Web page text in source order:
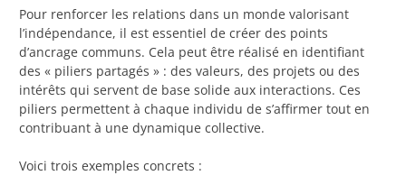
Pour renforcer les relations dans un monde valorisant
l’indépendance, il est essentiel de créer des points
d’ancrage communs. Cela peut être réalisé en identifiant
des « piliers partagés » : des valeurs, des projets ou des
intérêts qui servent de base solide aux interactions. Ces
piliers permettent à chaque individu de s’affirmer tout en
contribuant à une dynamique collective.
Voici trois exemples concrets :